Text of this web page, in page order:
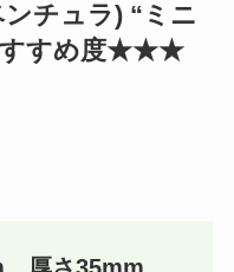
チュラ) “ミニ
すすめ度★★★